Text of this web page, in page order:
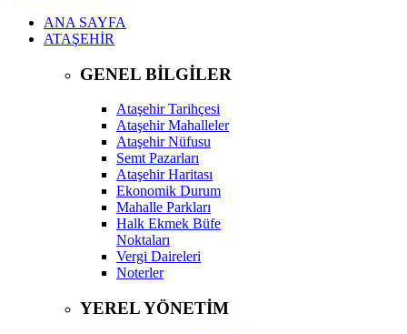
ANA SAYFA
ATAŞEHİR
GENEL BİLGİLER
Ataşehir Tarihçesi
Ataşehir Mahalleler
Ataşehir Nüfusu
Semt Pazarları
Ataşehir Haritası
Ekonomik Durum
Mahalle Parkları
Halk Ekmek Büfe
Noktaları
Vergi Daireleri
Noterler
YEREL YÖNETİM